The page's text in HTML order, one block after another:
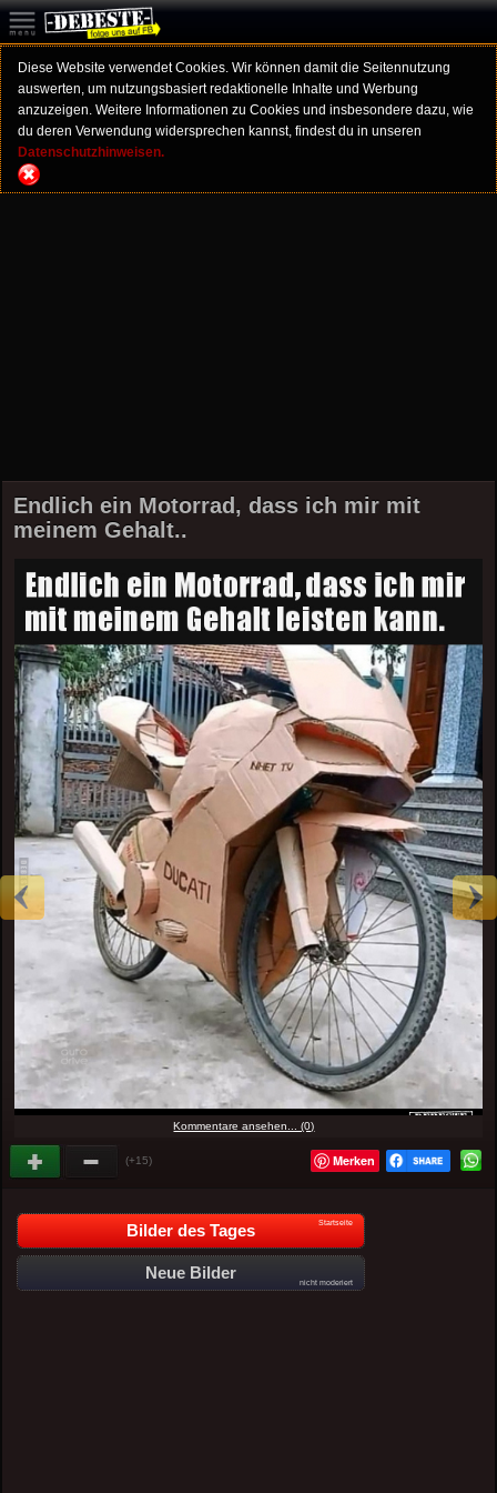
Diese Website verwendet Cookies. Wir können damit die Seitennutzung
auswerten, um nutzungsbasiert redaktionelle Inhalte und Werbung
anzuzeigen. Weitere Informationen zu Cookies und insbesondere dazu, wie
du deren Verwendung widersprechen kannst, findest du in unseren
Datenschutzhinweisen.
Endlich ein Motorrad, dass ich mir mit
meinem Gehalt..
Kommentare ansehen... (0)
(+15) Merken
Bilder des Tages Startseite
Neue Bilder
nicht moderiert